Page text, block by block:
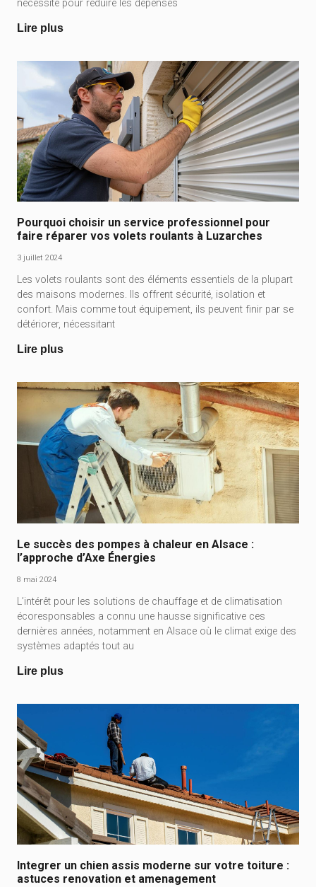
nécessité pour réduire les dépenses
Lire plus
Pourquoi choisir un service professionnel pour
faire réparer vos volets roulants à Luzarches
3 juillet 2024
Les volets roulants sont des éléments essentiels de la plupart
des maisons modernes. Ils offrent sécurité, isolation et
confort. Mais comme tout équipement, ils peuvent finir par se
détériorer, nécessitant
Lire plus
Le succès des pompes à chaleur en Alsace :
l’approche d’Axe Énergies
8 mai 2024
L’intérêt pour les solutions de chauffage et de climatisation
écoresponsables a connu une hausse significative ces
dernières années, notamment en Alsace où le climat exige des
systèmes adaptés tout au
Lire plus
Integrer un chien assis moderne sur votre toiture :
astuces renovation et amenagement